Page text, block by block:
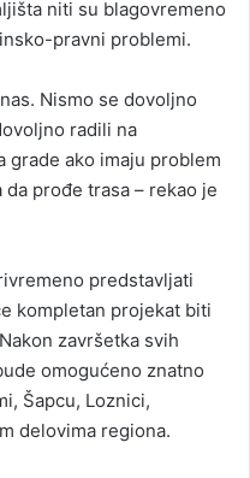
niti su blagovremeno
pravni problemi.
Nismo se dovoljno
radili na
grade ako imaju problem
prođe trasa – rekao je
predstavljati
kompletan projekat biti
završetka svih
omogućeno znatno
Šapcu, Loznici,
delovima regiona.